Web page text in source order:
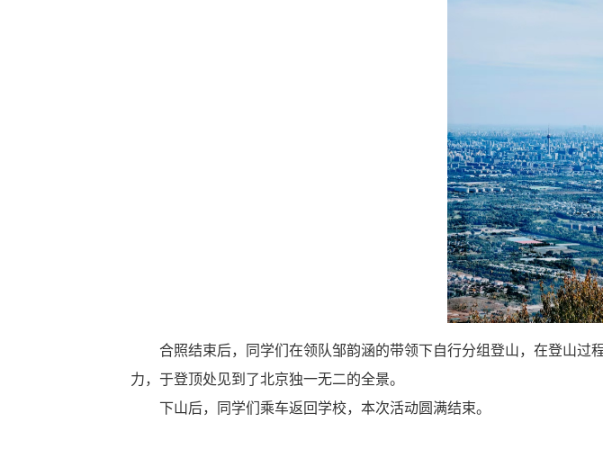
合照结束后，同学们在领队邹韵涵的带领下自行分组登山，在登山
力，于登顶处见到了北京独一无二的全景。
下山后，同学们乘车返回学校，本次活动圆满结束。